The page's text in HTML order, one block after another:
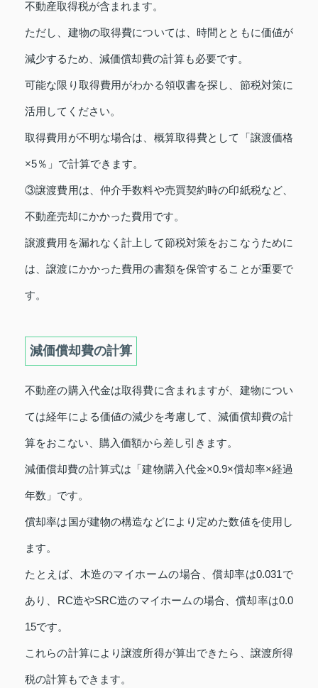
不動産取得税が含まれます。
ただし、建物の取得費については、時間とともに価値が
減少するため、減価償却費の計算も必要です。
可能な限り取得費用がわかる領収書を探し、節税対策に
活用してください。
取得費用が不明な場合は、概算取得費として「譲渡価格
×5％」で計算できます。
③譲渡費用は、仲介手数料や売買契約時の印紙税など、
不動産売却にかかった費用です。
譲渡費用を漏れなく計上して節税対策をおこなうために
は、譲渡にかかった費用の書類を保管することが重要で
す。
減価償却費の計算
不動産の購入代金は取得費に含まれますが、建物につい
ては経年による価値の減少を考慮して、減価償却費の計
算をおこない、購入価額から差し引きます。
減価償却費の計算式は「建物購入代金×0.9×償却率×経過
年数」です。
償却率は国が建物の構造などにより定めた数値を使用し
ます。
たとえば、木造のマイホームの場合、償却率は0.031で
あり、RC造やSRC造のマイホームの場合、償却率は0.0
15です。
これらの計算により譲渡所得が算出できたら、譲渡所得
税の計算もできます。